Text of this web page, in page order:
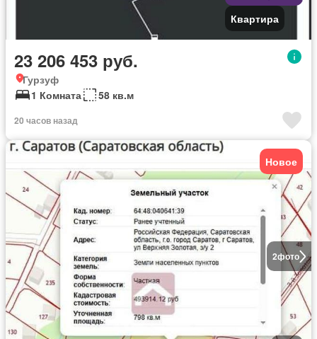
Квартира
23 206 453 руб.
Гурзуф
1 Комната
58 кв.м
20 часов назад
2фото
Новое